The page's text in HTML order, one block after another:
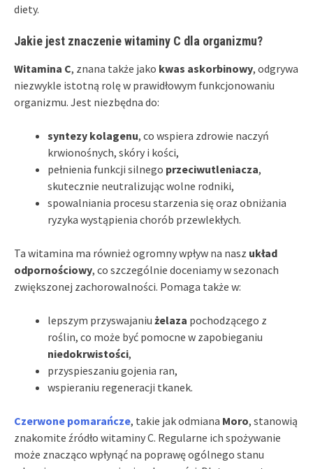
diety.
Jakie jest znaczenie witaminy C dla organizmu?
Witamina C, znana także jako kwas askorbinowy, odgrywa
niezwykle istotną rolę w prawidłowym funkcjonowaniu
organizmu. Jest niezbędna do:
syntezy kolagenu, co wspiera zdrowie naczyń
krwionośnych, skóry i kości,
pełnienia funkcji silnego przeciwutleniacza,
skutecznie neutralizując wolne rodniki,
spowalniania procesu starzenia się oraz obniżania
ryzyka wystąpienia chorób przewlekłych.
Ta witamina ma również ogromny wpływ na nasz układ
odpornościowy, co szczególnie doceniamy w sezonach
zwiększonej zachorowalności. Pomaga także w:
lepszym przyswajaniu żelaza pochodzącego z
roślin, co może być pomocne w zapobieganiu
niedokrwistości,
przyspieszaniu gojenia ran,
wspieraniu regeneracji tkanek.
Czerwone pomarańcze, takie jak odmiana Moro, stanowią
znakomite źródło witaminy C. Regularne ich spożywanie
może znacząco wpłynąć na poprawę ogólnego stanu